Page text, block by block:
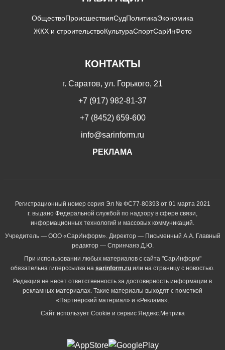
ОбществоПроисшествияСудПолитикаЭкономика
ЖКХ и строительствоКультураСпортСарИнФото
КОНТАКТЫ
г. Саратов, ул. Горького, 21
+7 (917) 982-81-37
+7 (8452) 659-600
info@sarinform.ru
РЕКЛАМА
Регистрационный номер серия Эл № ФС77-80393 от 01 марта 2021
г. выдано Федеральной службой по надзору в сфере связи,
информационных технологий и массовых коммуникаций.
Учредитель — ООО «СарИнформ». Директор — Письменный А.А. Главный
редактор — Спринчанэ Д.Ю.
При использовании любых материалов с сайта "СарИнформ"
обязательна гиперссылка на sarinform.ru или на страницу с новостью.
Редакция не несет ответственность за достоверность информации в
рекламных материалах. Такие материалы выходят с пометкой
«Партнёрский материал» и «Реклама».
Сайт использует Cookie и сервиc Яндекс.Метрика